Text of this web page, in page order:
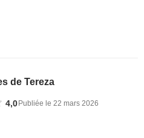
de Tereza
4,0Publiée le 22 mars 2026